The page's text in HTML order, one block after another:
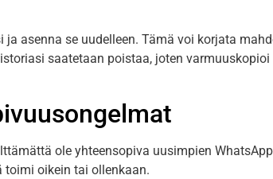
asenna se uudelleen. Tämä voi korjata
saatetaan poistaa, joten varmuuskopioi
ole yhteensopiva uusimpien
toimi oikein tai ollenkaan.